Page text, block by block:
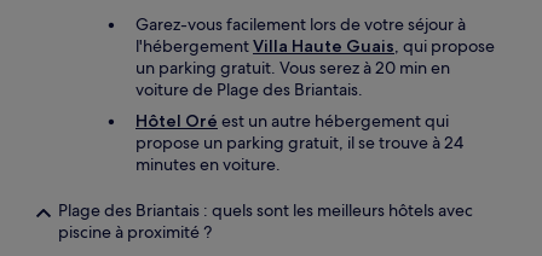
Garez-vous facilement lors de votre séjour à
l'hébergementVilla Haute Guais, qui propose
un parking gratuit. Vous serez à 20 min en
voiture de Plage des Briantais.
Hôtel Oré est un autre hébergement qui
propose un parking gratuit, il se trouve à 24
minutes en voiture.
Plage des Briantais : quels sont les meilleurs hôtels avec
piscine à proximité ?